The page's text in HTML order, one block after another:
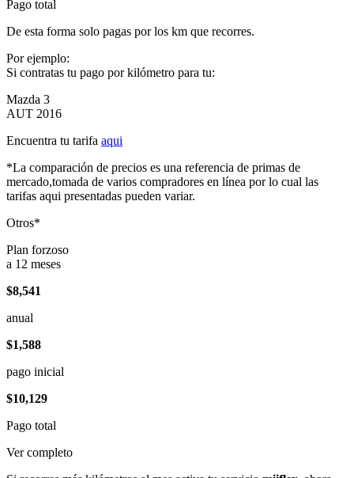
Pago total
De esta forma solo pagas por los km que recorres.
Por ejemplo:
Si contratas tu pago por kilómetro para tu:
Mazda 3
AUT 2016
Encuentra tu tarifa aqui
*La comparación de precios es una referencia de primas de
mercado,tomada de varios compradores en línea por lo cual las
tarifas aqui presentadas pueden variar.
Otros*
Plan forzoso
a 12 meses
$8,541
anual
$1,588
pago inicial
$10,129
Pago total
Ver completo